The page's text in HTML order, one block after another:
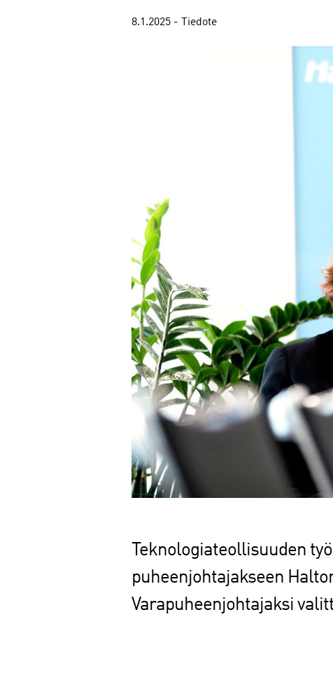
8.1.2025 - Tiedote
Teknologiateollisuuden
puheenjohtajakseen
Varapuheenjohtajaksi